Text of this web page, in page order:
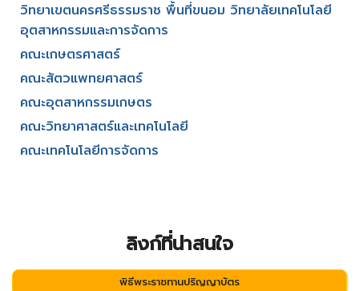
วิทยาเขตนครศรีธรรมราช พื้นที่ขนอม วิทยาลัยเทคโนโลยี
อุตสาหกรรมและการจัดการ
คณะเกษตรศาสตร์
คณะสัตวแพทยศาสตร์
คณะอุตสาหกรรมเกษตร
คณะวิทยาศาสตร์และเทคโนโลยี
คณะเทคโนโลยีการจัดการ
ลิงก์ที่น่าสนใจ
พิธีพระราชทานปริญญาบัตร